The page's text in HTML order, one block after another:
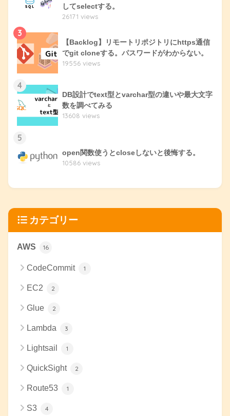
してselectする。
26171 views
3
【Backlog】リモートリポジトリにhttps通信
でgit cloneする。パスワードがわからない。
19556 views
4
DB設計でtext型とvarchar型の違いや最大文字
数を調べてみる
13608 views
5
open関数使うとcloseしないと後悔する。
10586 views
カテゴリー
AWS 16
CodeCommit 1
EC2 2
Glue 2
Lambda 3
Lightsail 1
QuickSight 2
Route53 1
S3 4